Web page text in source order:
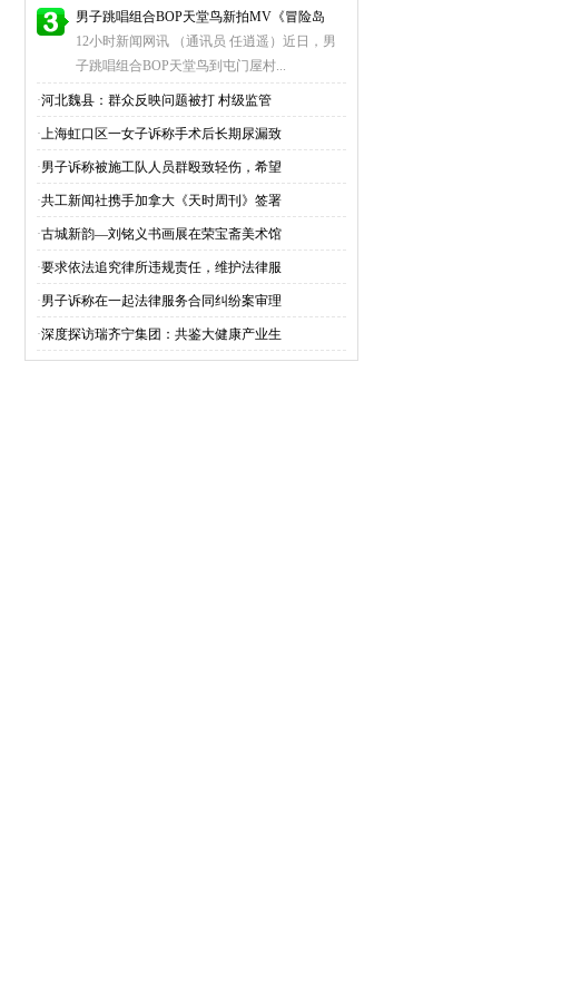
男子跳唱组合BOP天堂鸟新拍MV《冒险岛
12小时新闻网讯 （通讯员 任逍遥）近日，男
子跳唱组合BOP天堂鸟到屯门屋村...
·河北魏县：群众反映问题被打 村级监管
·上海虹口区一女子诉称手术后长期尿漏致
·男子诉称被施工队人员群殴致轻伤，希望
·共工新闻社携手加拿大《天时周刊》签署
·古城新韵—刘铭义书画展在荣宝斋美术馆
·要求依法追究律所违规责任，维护法律服
·男子诉称在一起法律服务合同纠纷案审理
·深度探访瑞齐宁集团：共鉴大健康产业生